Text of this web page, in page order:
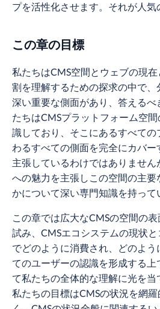
プを活性化させます。それが人気
この章の目標
私たちはCMS空間とウェブの現
割を理解するための探求の中で
深い重要な側面があり、答える
たちはCMSプラットフォーム空
識しており、そこにあるすべて
わるすべての側面を完全にカバ
主張しているわけではありませ
への魅力を主張しこの空間の主
かについて深い専門知識を持って
この章では広大なCMSの空間の
試み、CMSエコシステムの現状
でどのように消費され、どのよ
てのユーザーの認識を形成する上
て私たちの全体的な理解に光を当
私たちの目標はCMSの状況を網